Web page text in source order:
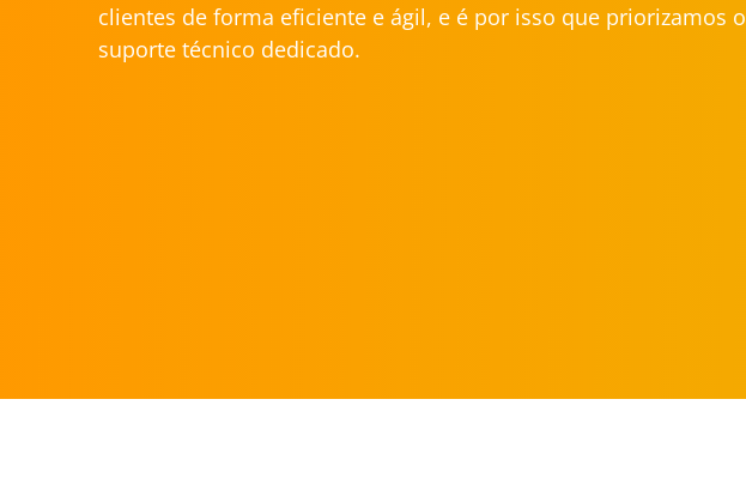
clientes de forma eficiente e ágil, e é por isso que priorizamos o
suporte técnico dedicado.